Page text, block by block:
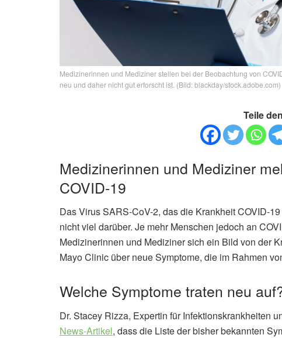
Medizinerinnen und Mediziner stellen bei der Beobachtung von
neu und daher nicht gut erforscht ist. (Bild: blackday/stock.adobe.com)
Teile
Medizinerinnen und Mediziner
COVID-19
Das Virus SARS-CoV-2, das die Krankheit COVID-
nicht viel darüber. Je mehr Menschen jedoch an
Medizinerinnen und Mediziner sich ein Bild von der
Mayo Clinic über neue Symptome, die im Rahmen
Welche Symptome traten neu
Dr. Stacey Rizza, Expertin für Infektionskrankheiten
News-Artikel, dass die Liste der bisher bekannten